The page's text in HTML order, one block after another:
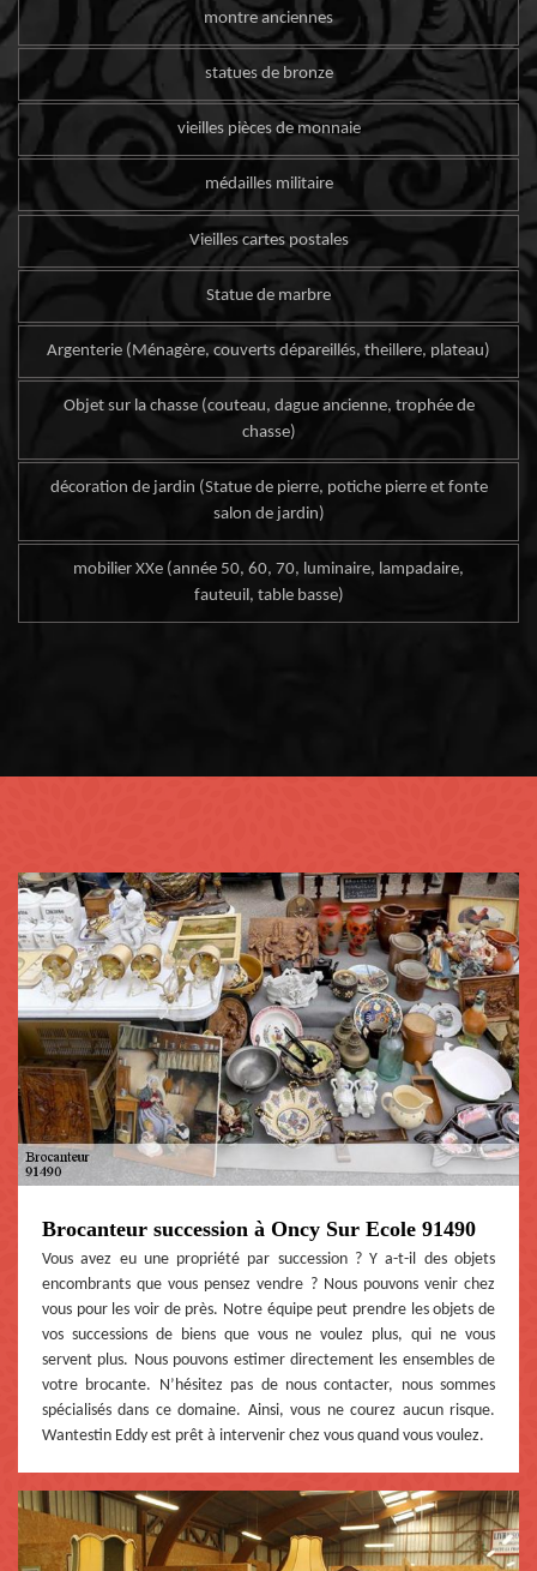
montre anciennes
statues de bronze
vieilles pièces de monnaie
médailles militaire
Vieilles cartes postales
Statue de marbre
Argenterie (Ménagère, couverts dépareillés, theillere, plateau)
Objet sur la chasse (couteau, dague ancienne, trophée de
chasse)
décoration de jardin (Statue de pierre, potiche pierre et fonte
salon de jardin)
mobilier XXe (année 50, 60, 70, luminaire, lampadaire,
fauteuil, table basse)
Brocanteur succession à Oncy Sur Ecole 91490
Vous avez eu une propriété par succession ? Y a-t-il des objets
encombrants que vous pensez vendre ? Nous pouvons venir chez
vous pour les voir de près. Notre équipe peut prendre les objets de
vos successions de biens que vous ne voulez plus, qui ne vous
servent plus. Nous pouvons estimer directement les ensembles de
votre brocante. N’hésitez pas de nous contacter, nous sommes
spécialisés dans ce domaine. Ainsi, vous ne courez aucun risque.
Wantestin Eddy est prêt à intervenir chez vous quand vous voulez.